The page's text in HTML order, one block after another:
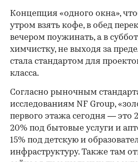
Концепция «одного окна»,
утром взять кофе, в обед
вечером поужинать, а в
химчистку, не выходя за
стала стандартом для
класса.
Согласно рыночным
исследованиям NF Group,
первого этажа сегодня — это
20% под бытовые услуги и
15% под детскую и
инфраструктуру. Также там